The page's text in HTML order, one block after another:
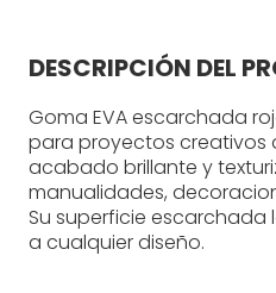
DESCRIPCIÓN DEL
Goma EVA escarchada
para proyectos creativos
acabado brillante y
manualidades,
Su superficie
a cualquier diseño.